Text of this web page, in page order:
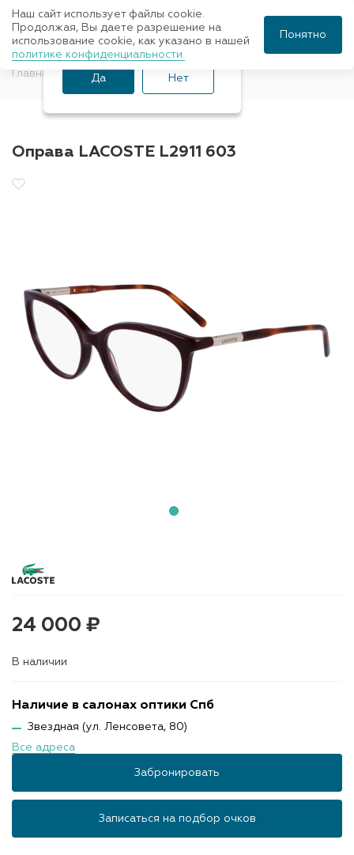
Главная Оправы для очков Lacoste
Оправа LACOSTE L2911 603
24 000 ₽
В наличии
Наличие в салонах оптики Спб
Звездная (ул. Ленсовета, 80)
Все адреса
Забронировать
Записаться на подбор очков
Ваш город Санкт-
Петербург?
Да Нет
Наш сайт использует файлы cookie.
Продолжая, Вы даете разрешение на
использование cookie, как указано в нашей
политике конфиденциальности.
Понятно